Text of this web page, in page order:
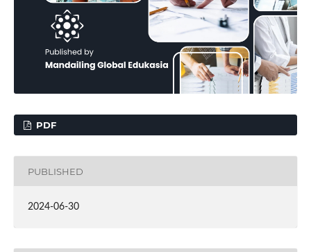
PDF
PUBLISHED
2024-06-30